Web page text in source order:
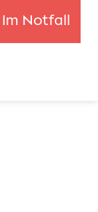
Im Notfall